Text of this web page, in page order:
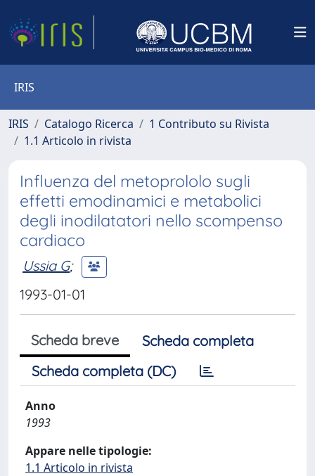
IRIS
IRIS Catalogo Ricerca
1 Contributo su Rivista
1.1 Articolo in rivista
Influenza del metoprololo sugli
effetti emodinamici e metabolici
degli inodilatatori nello scompenso
cardiaco
Ussia G;
1993-01-01
Scheda breve
Scheda completa
Scheda completa (DC)
Anno
1993
Appare nelle tipologie:
1.1 Articolo in rivista